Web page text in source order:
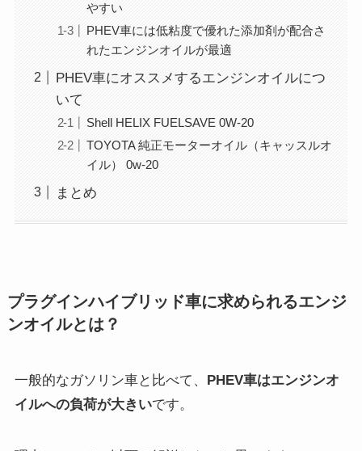
やすい
PHEV車には低粘度で優れた添加剤が配合さ
れたエンジンオイルが最適
PHEV車にオススメするエンジンオイルにつ
いて
Shell HELIX FUELSAVE 0W-20
TOYOTA 純正モーターオイル（キャッスルオ
イル） 0w-20
まとめ
プラグインハイブリッド車に求められるエンジ
ンオイルとは？
一般的なガソリン車と比べて、 PHEV車はエンジンオ
イルへの負荷が大きいです。